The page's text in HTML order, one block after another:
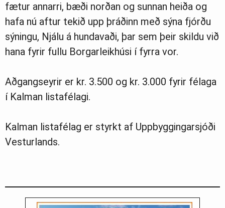
fætur annarri, bæði norðan og sunnan heiða og
hafa nú aftur tekið upp þráðinn með sýna fjórðu
sýningu, Njálu á hundavaði, þar sem þeir skildu við
hana fyrir fullu Borgarleikhúsi í fyrra vor.
Aðgangseyrir er kr. 3.500 og kr. 3.000 fyrir félaga
í Kalman listafélagi.
Kalman listafélag er styrkt af Uppbyggingarsjóði
Vesturlands.